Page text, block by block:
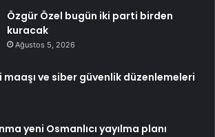
Özgür Özel bugün iki parti birden
kuracak
Ağustos 5, 2026
maaşı ve siber güvenlik düzenlemeleri
yeni Osmanlıcı yayılma planı